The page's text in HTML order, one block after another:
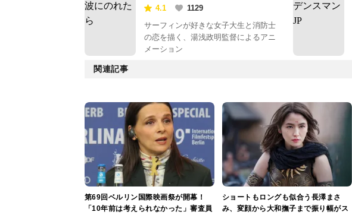
4.1
1129
サーフィンが好きな女子大生と消防士
の恋を描く、湯浅政明監督によるアニ
メーション
関連記事
第69回ベルリン国際映画祭が開幕！
「10年前は考えられなかった」審査員
ショートもロングも似合う長澤まさ
み、変顔から大和撫子まで振り幅がス